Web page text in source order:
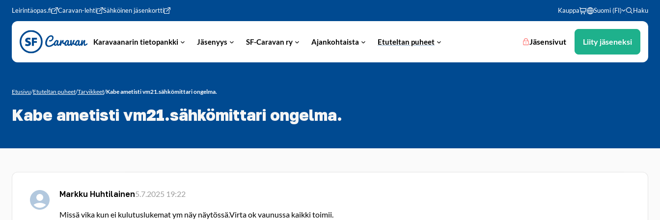
Siirry sivun sisältöön
Leirintäopas.fi Caravan-lehti Sähköinen jäsenkortti Kauppa Suomi (FI) Haku
Karavaanarin tietopankki Jäsenyys SF-Caravan ry Ajankohtaista Etuteltan puheet Jäsensivut Liity jäseneksi
Etusivu/Etuteltan puheet/Tarvikkeet/Kabe ametisti vm21.sähkömittari ongelma.
Kabe ametisti vm21.sähkömittari ongelma.
Markku Huhtilainen5.7.2025 19:22
Missä vika kun ei kulutuslukemat ym näy näytössä.Virta ok vaunussa kaikki toimii.